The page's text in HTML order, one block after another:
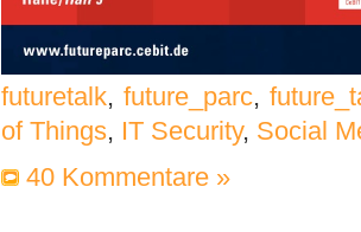
futuretalk, future_parc,
of Things, IT Security, Social
40 Kommentare »